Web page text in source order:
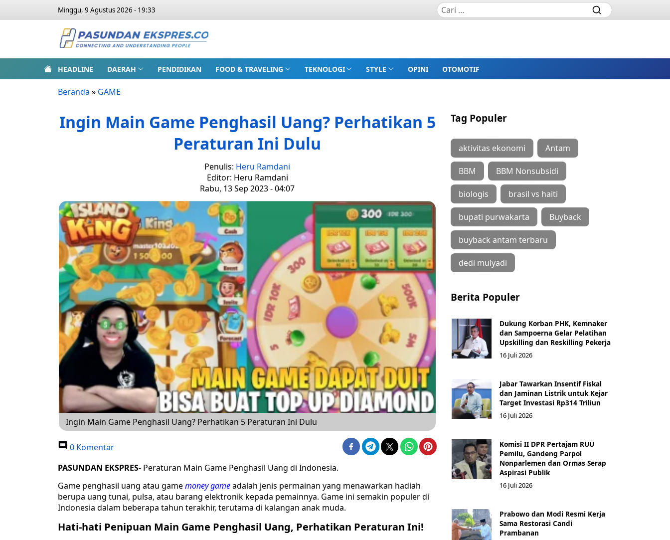
Minggu, 9 Agustus 2026 - 19:33
HEADLINE DAERAH PENDIDIKAN FOOD & TRAVELING TEKNOLOGI STYLE OPINI OTOMOTIF
Beranda » GAME
Ingin Main Game Penghasil Uang? Perhatikan 5
Peraturan Ini Dulu
Penulis: Heru Ramdani
Editor: Heru Ramdani
Rabu, 13 Sep 2023 - 04:07
Ingin Main Game Penghasil Uang? Perhatikan 5 Peraturan Ini Dulu
0 Komentar
PASUNDAN EKSPRES- Peraturan Main Game Penghasil Uang di Indonesia.
Game penghasil uang atau gamemoney gameadalah jenis permainan yang menawarkan hadiah
berupa uang tunai, pulsa, atau barang elektronik kepada pemainnya. Game ini semakin populer di
Indonesia dalam beberapa tahun terakhir, terutama di kalangan anak muda.
Hati-hati Penipuan Main Game Penghasil Uang, Perhatikan Peraturan Ini!
Tag Populer
aktivitas ekonomi Antam
BBM BBM Nonsubsidi
biologis brasil vs haiti
bupati purwakarta Buyback
buyback antam terbaru
dedi mulyadi
Berita Populer
Dukung Korban PHK, Kemnaker
dan Sampoerna Gelar Pelatihan
Upskilling dan Reskilling Pekerja
16 Juli 2026
Jabar Tawarkan Insentif Fiskal
dan Jaminan Listrik untuk Kejar
Target Investasi Rp314 Triliun
16 Juli 2026
Komisi II DPR Pertajam RUU
Pemilu, Gandeng Parpol
Nonparlemen dan Ormas Serap
Aspirasi Publik
16 Juli 2026
Prabowo dan Modi Resmi Kerja
Sama Restorasi Candi
Prambanan